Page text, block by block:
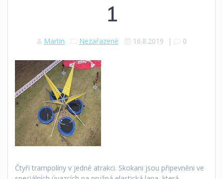
1
Martin Nezařazené 16.8.2019 | 0
Čtyři trampolíny v jedné atrakci. Skokani jsou připevněni ve